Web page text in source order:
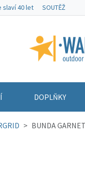
slaví 40 let SOUTĚŽ
Warmpeace
DOPLŇKY
BUNDA